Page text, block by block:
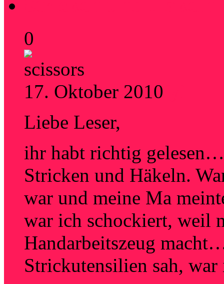
0
17. Oktober 2010
Liebe Leser,
ihr habt richtig
Stricken und Häkeln.
war und meine Ma
war ich schockiert, weil
Handarbeitszeug
Strickutensilien sah,